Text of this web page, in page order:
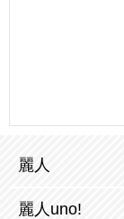
麗人
麗人uno!